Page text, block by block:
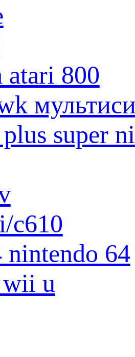
atari 800
plus super
c610
nintendo 64
wii u